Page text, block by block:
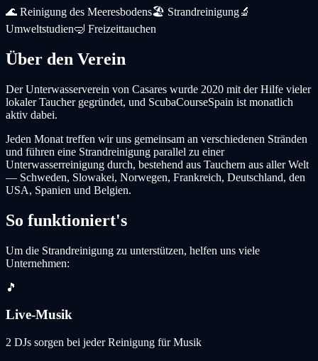
🌊 Reinigung des Meeresbodens🏖️ Strandreinigung🔬
Umweltstudien🤿 Freizeittauchen
Über den Verein
Der Unterwasserverein von Casares wurde 2020 mit der Hilfe vieler
lokaler Taucher gegründet, und ScubaCourseSpain ist monatlich
aktiv dabei.
Jeden Monat treffen wir uns gemeinsam an verschiedenen Stränden
und führen eine Strandreinigung parallel zu einer
Unterwasserreinigung durch, bestehend aus Tauchern aus aller Welt
— Schweden, Slowakei, Norwegen, Frankreich, Deutschland, den
USA, Spanien und Belgien.
So funktioniert's
Um die Strandreinigung zu unterstützen, helfen uns viele
Unternehmen:
🎵
Live-Musik
2 DJs sorgen bei jeder Reinigung für Musik